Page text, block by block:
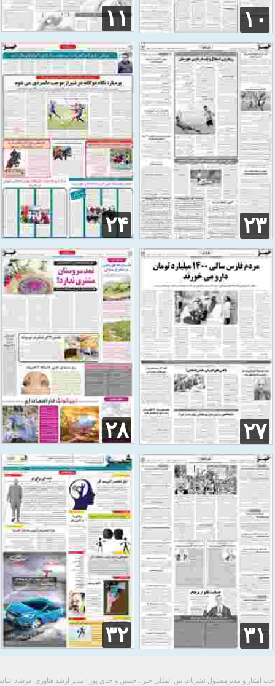
۱۰ ۱۱
۲۳ ۲۴
۲۷ ۲۸
۳۱ ۳۲
امتیاز و مدیرمسئول نشریات بین المللی خبر : حسین واحدی پور | مدیر ارشد فناوری: فرشاد